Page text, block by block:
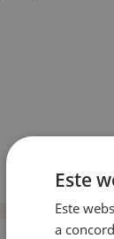
Este
Este
a